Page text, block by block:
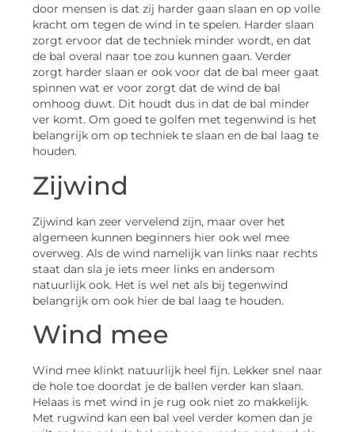
door mensen is dat zij harder gaan slaan en op volle
kracht om tegen de wind in te spelen. Harder slaan
zorgt ervoor dat de techniek minder wordt, en dat
de bal overal naar toe zou kunnen gaan. Verder
zorgt harder slaan er ook voor dat de bal meer gaat
spinnen wat er voor zorgt dat de wind de bal
omhoog duwt. Dit houdt dus in dat de bal minder
ver komt. Om goed te golfen met tegenwind is het
belangrijk om op techniek te slaan en de bal laag te
houden.
Zijwind
Zijwind kan zeer vervelend zijn, maar over het
algemeen kunnen beginners hier ook wel mee
overweg. Als de wind namelijk van links naar rechts
staat dan sla je iets meer links en andersom
natuurlijk ook. Het is wel net als bij tegenwind
belangrijk om ook hier de bal laag te houden.
Wind mee
Wind mee klinkt natuurlijk heel fijn. Lekker snel naar
de hole toe doordat je de ballen verder kan slaan.
Helaas is met wind in je rug ook niet zo makkelijk.
Met rugwind kan een bal veel verder komen dan je